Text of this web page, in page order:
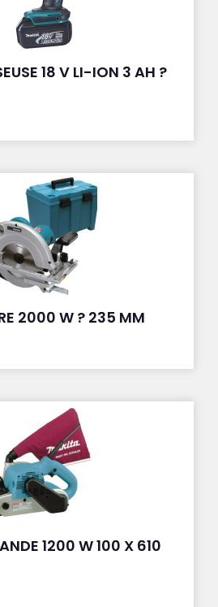
18 V LI-ION 3 AH ?
2000 W ? 235 MM
1200 W 100 X 610